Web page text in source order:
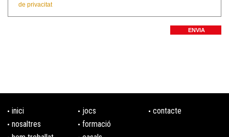
de privacitat
inici
nosaltres
jocs
formació
contacte